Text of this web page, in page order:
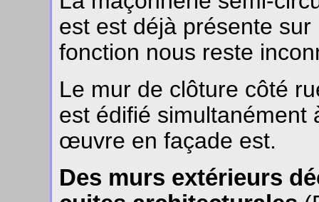
est est déjà présente
fonction nous reste
Le mur de clôture côté
est édifié simultanément
œuvre en façade est.
Des murs extérieurs